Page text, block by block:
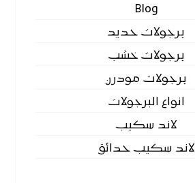
Blog
برجولات حديد
برجولات خشب
برجولات مودرن
انواع البرجولات
لاند سكيب
لاند سكيب حدائق